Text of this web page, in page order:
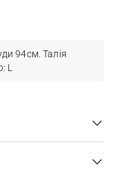
94см. Талія
L